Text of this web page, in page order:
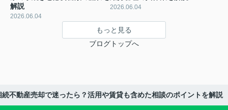
解説
2026.06.04
2026.06.04
もっと見る
ブログトップへ
不動産売却で迷ったら？活用や賃貸も含めた相談のポイントを解説